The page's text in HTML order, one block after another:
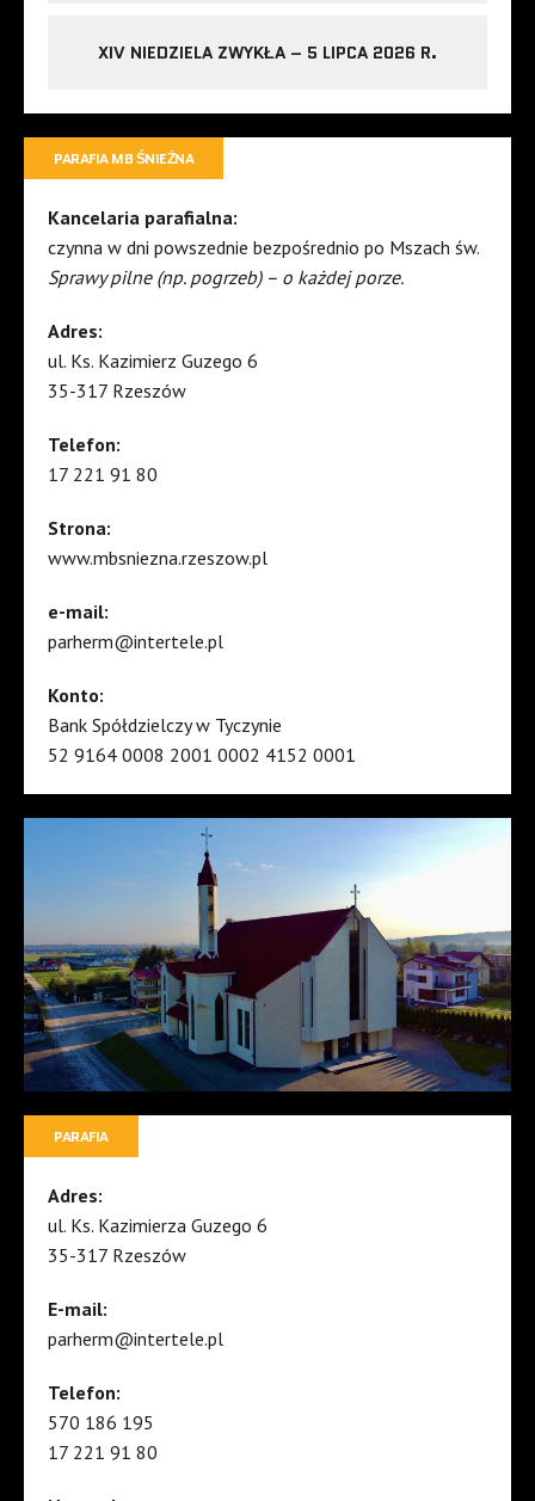
XIV NIEDZIELA ZWYKŁA – 5 LIPCA 2026 R.
PARAFIA MB ŚNIEŻNA
Kancelaria parafialna:
czynna w dni powszednie bezpośrednio po Mszach św.
Sprawy pilne (np. pogrzeb) – o każdej porze.
Adres:
ul. Ks. Kazimierz Guzego 6
35-317 Rzeszów
Telefon:
17 221 91 80
Strona:
www.mbsniezna.rzeszow.pl
e-mail:
parherm@intertele.pl
Konto:
Bank Spółdzielczy w Tyczynie
52 9164 0008 2001 0002 4152 0001
PARAFIA
Adres:
ul. Ks. Kazimierza Guzego 6
35-317 Rzeszów
E-mail:
parherm@intertele.pl
Telefon:
570 186 195
17 221 91 80